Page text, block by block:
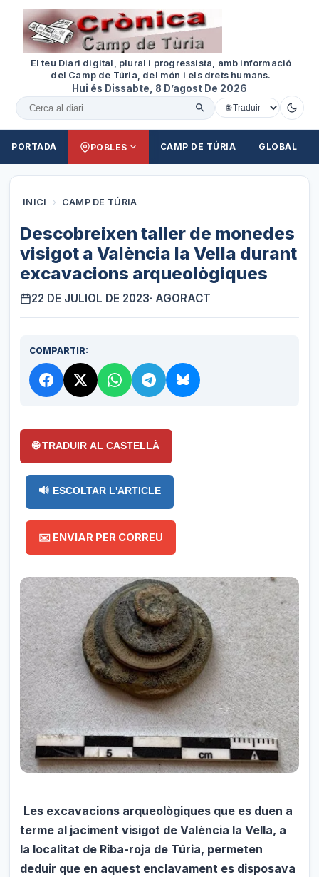
El teu Diari digital, plural i progressista, amb informació
del Camp de Túria, del món i els drets humans.
Hui és Dissabte, 8 D’agost De 2026
Cercar al diari
PORTADA POBLES CAMP DE TÚRIA GLOBAL
INICI › CAMP DE TÚRIA
Descobreixen taller de monedes
visigot a València la Vella durant
excavacions arqueològiques
22 DE JULIOL DE 2023· AGORACT
COMPARTIR:
🌐 TRADUIR AL CASTELLÀ
🔊 ESCOLTAR L'ARTICLE
✉️ ENVIAR PER CORREU
Les excavacions arqueològiques que es duen a
terme al jaciment visigot de València la Vella, a
la localitat de Riba-roja de Túria, permeten
deduir que en aquest enclavament es disposava